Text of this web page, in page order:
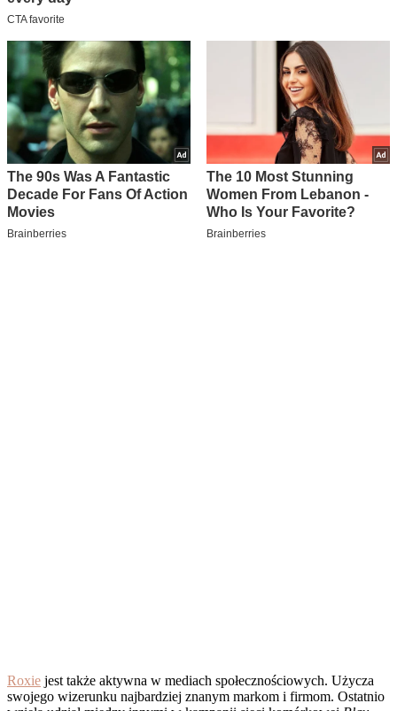
Roxie jest także aktywna w mediach społecznościowych. Użycza
swojego wizerunku najbardziej znanym markom i firmom. Ostatnio